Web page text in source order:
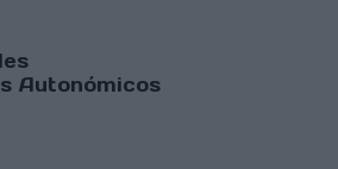
Autonómicos